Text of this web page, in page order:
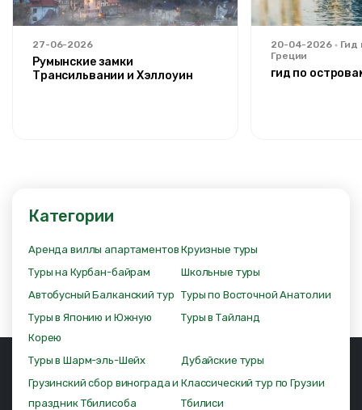
27-06-2026
Румынские замки
Трансильвании и Хэллоуин
20-04-2026
Гид
Греции
гид по
Категории
Аренда виллы апартаментов Круизные туры
Туры на Курбан-байрам
Школьные туры
Автобусный Балканский тур Туры по Восточной Анатолии
Туры в Японию и Южную
Корею
Туры в Тайланд
Туры в Шарм-эль-Шейх
Дубайские туры
Грузинский сбор винограда и
праздник Тбилисоба
Классический тур по Грузии
Тбилиси